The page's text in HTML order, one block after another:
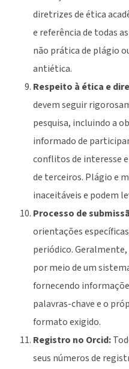
diretrizes de ética
e referência de todas
não prática de plágio
antiética.
Respeito à ética e
devem seguir
pesquisa, incluindo a
informado de
conflitos de interesse
de terceiros. Plágio e
inaceitáveis e podem
Processo de
orientações
periódico.
por meio de um
fornecendo
palavras-chave e o
formato exigido.
Registro no Orcid:
seus números de